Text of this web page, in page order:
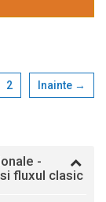
-
fluxul clasic
2 Inainte →